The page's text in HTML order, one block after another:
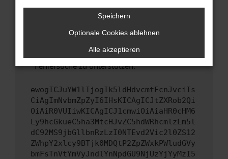
Wende dich an den Webseitenbetreiber.
Wenn du alle oben genannten Schritte versucht
hast, kontaktiere uns bitte. Wir werden
uns diesen Text schicken, um uns bei der
Fehlersuche zu unterstützen:
ewogICJuYW1lIjogIk5ldHdvcmtFcnJvciIs
CiAgImNvbmZpZyI6IHsKICAgICJtZXRob2Qi
OiAiR0VUIiwKICAgICJ1cmwiOiAiaHR0cHM6
Ly9hcGkueC5ha3MtcHJvZC5hdWRhcmlzLm5l
dC92MS9jbGllbnRzLzI0NTEvd2Vic2l0ZS12
ZWhpY2xlcy9BTjk0MDQtP2ZpZWxkPWludGVy
bmFsTnVtYmVyJndlYnNpdGU9NjUzYjYyMzI5
Speichern
Optionale Cookies ablehnen
Alle akzeptieren